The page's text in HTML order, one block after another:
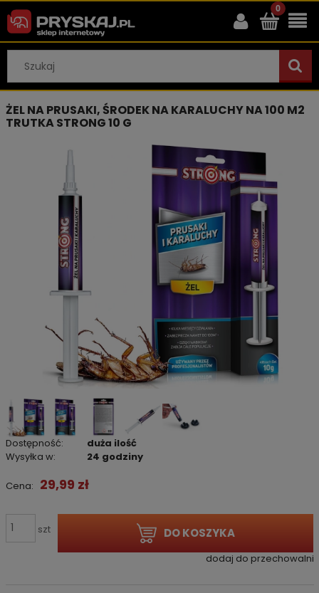
ŻEL NA PRUSAKI, ŚRODEK NA KARALUCHY NA 100 M2
TRUTKA STRONG 10 G
Dostępność:
duża ilość
Wysyłka w:
24 godziny
Cena: 29,99 zł
szt DO KOSZYKA
dodaj do przechowalni